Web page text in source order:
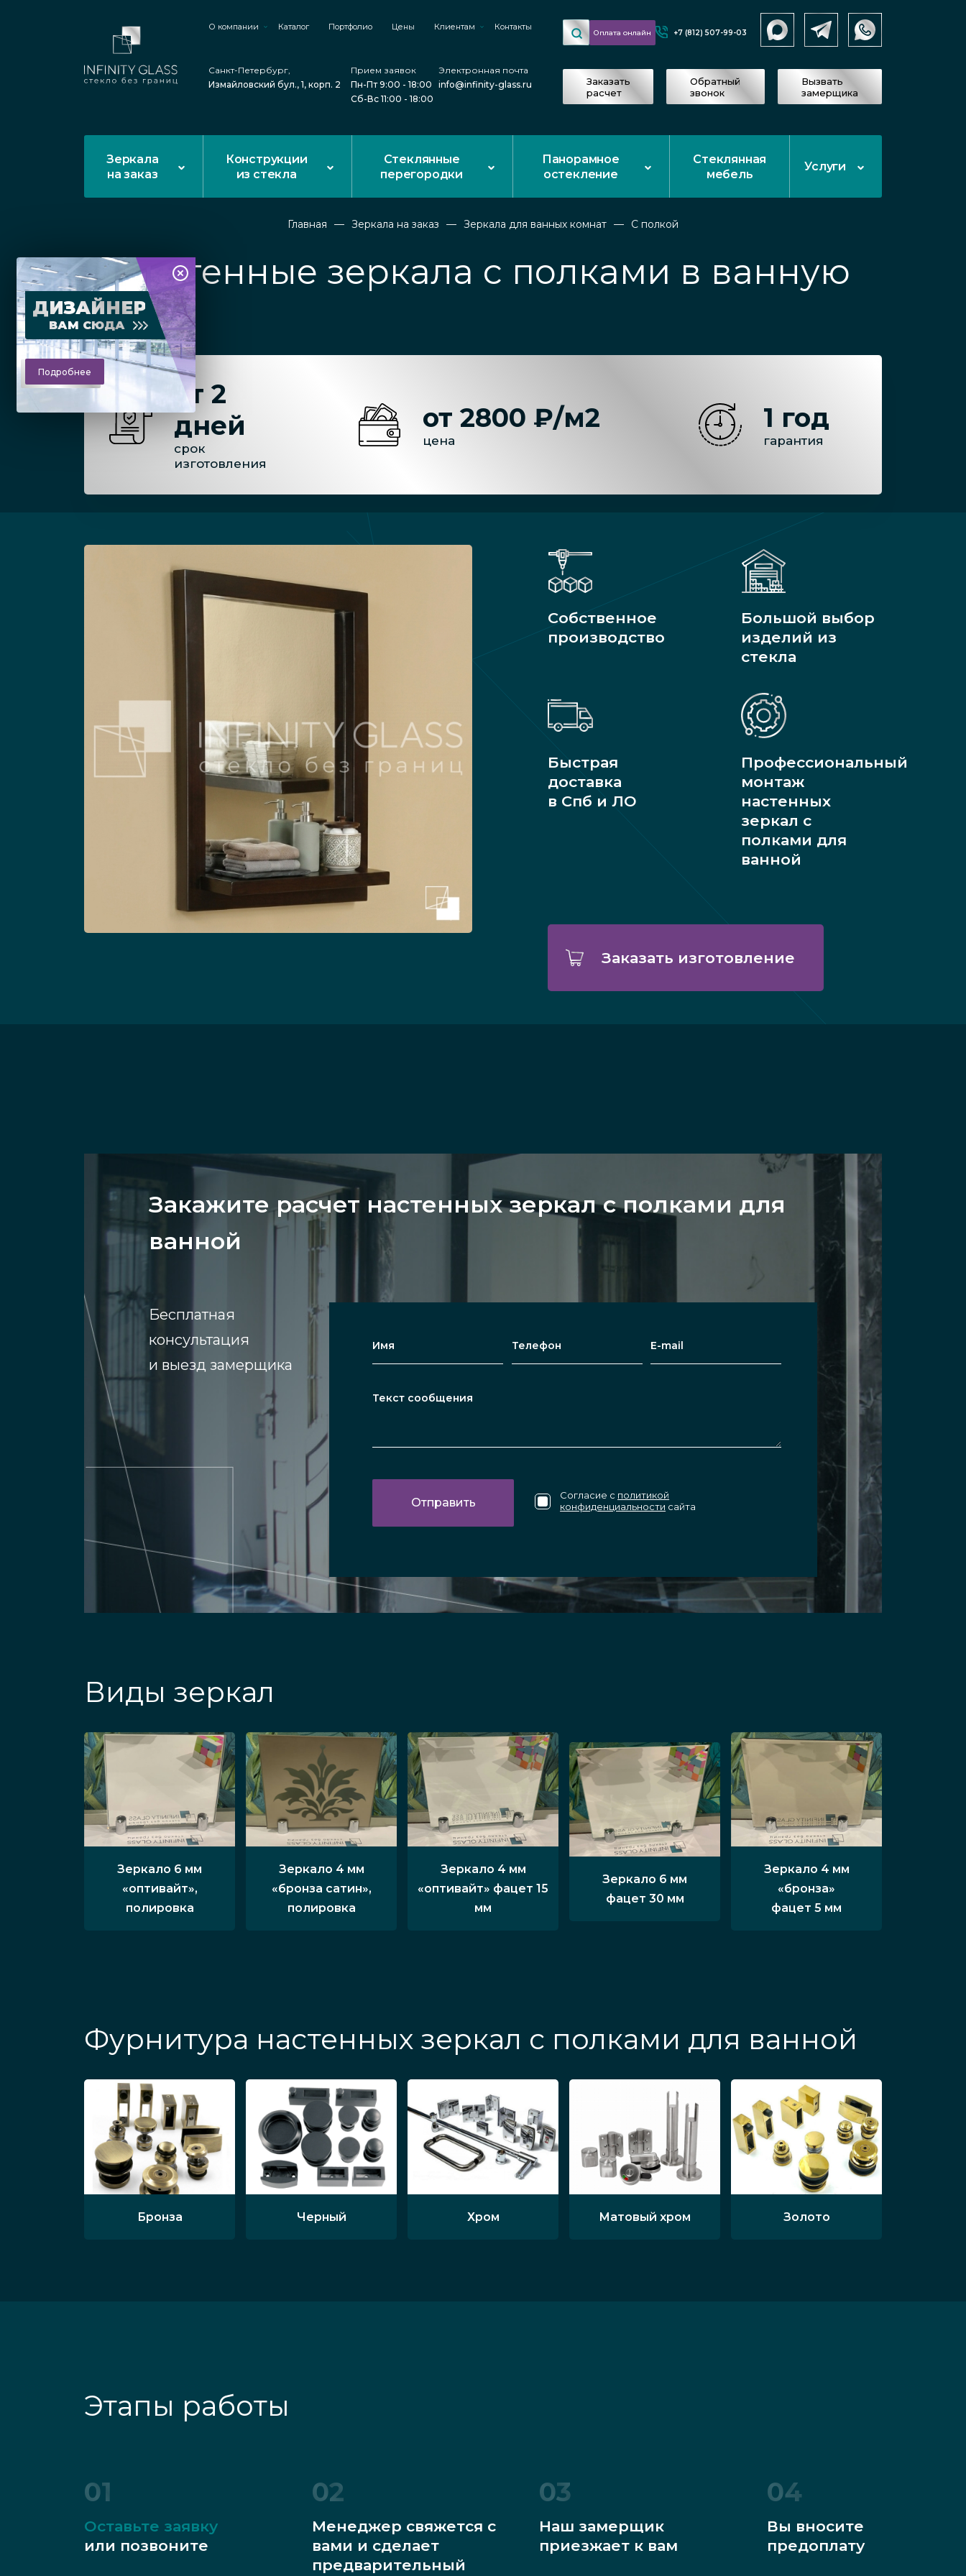
О компании Каталог Портфолио Цены Клиентам Контакты
Санкт-Петербург,
Измайловский бул., 1, корп. 2
Прием заявок
Пн-Пт 9:00 - 18:00
Сб-Вс 11:00 - 18:00
Электронная почта
info@infinity-glass.ru
Оплата онлайн +7 (812) 507-99-03
Заказать
расчет
Обратный
звонок
Вызвать
замерщика
Зеркала
на заказ
Конструкции
из стекла
Стеклянные
перегородки
Панорамное
остекление
Стеклянная
мебель
Услуги
Главная Зеркала на заказ Зеркала для ванных комнат С полкой
Настенные зеркала с полками в ванную
ДИЗАЙНЕР
ВАМ СЮДА
Подробнее
от 2
дней
срок
изготовления
от 2800 ₽/м2
цена
1 год
гарантия
Собственное
производство
Большой выбор
изделий из
стекла
Быстрая
доставка
в Спб и ЛО
Профессиональный
монтаж
настенных
зеркал с
полками для
ванной
Заказать изготовление
Закажите расчет настенных зеркал с полками для
ванной
Бесплатная
консультация
и выезд замерщика
Согласие с политикой
конфиденциальности сайта
Виды зеркал
Зеркало 6 мм
«оптивайт»,
полировка
Зеркало 4 мм
«бронза сатин»,
полировка
Зеркало 4 мм
«оптивайт» фацет 15
мм
Зеркало 6 мм
фацет 30 мм
Зеркало 4 мм
«бронза»
фацет 5 мм
Фурнитура настенных зеркал с полками для ванной
Бронза Черный Хром Матовый хром Золото
Этапы работы
01
Оставьте заявку
или позвоните
02
Менеджер свяжется с
вами и сделает
предварительный
03
Наш замерщик
приезжает к вам
04
Вы вносите
предоплату